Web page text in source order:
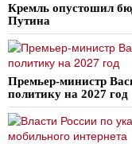
Кремль опустошил
Путина
Премьер-министр
политику на 2027 год